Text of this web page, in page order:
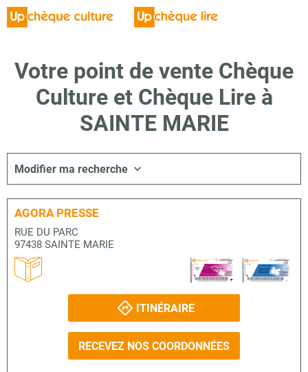
Votre point de vente Chèque
Culture et Chèque Lire à
SAINTE MARIE
Modifier ma recherche
AGORA PRESSE
RUE DU PARC
97438 SAINTE MARIE
ITINÉRAIRE
RECEVEZ NOS COORDONNÉES